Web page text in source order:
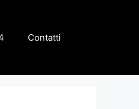
Contatti